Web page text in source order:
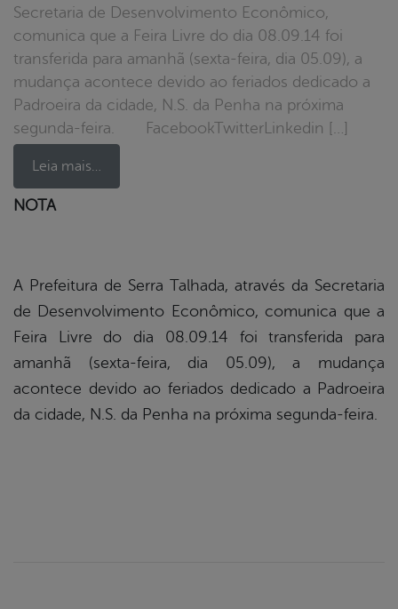
Secretaria de Desenvolvimento Econômico,
comunica que a Feira Livre do dia 08.09.14 foi
transferida para amanhã (sexta-feira, dia 05.09), a
mudança acontece devido ao feriados dedicado a
Padroeira da cidade, N.S. da Penha na próxima
segunda-feira. FacebookTwitterLinkedin […]
Leia mais…
NOTA
A Prefeitura de Serra Talhada, através da Secretaria
de Desenvolvimento Econômico, comunica que a
Feira Livre do dia 08.09.14 foi transferida para
amanhã (sexta-feira, dia 05.09), a mudança
acontece devido ao feriados dedicado a Padroeira
da cidade, N.S. da Penha na próxima segunda-feira.